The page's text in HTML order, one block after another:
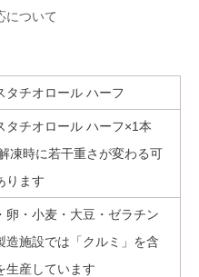
について
タチオロール ハーフ
タチオロール ハーフ×1本
凍時に若干重さが変わる可
ります
卵・小麦・大豆・ゼラチン
造施設では「クルミ」を含
生産しています